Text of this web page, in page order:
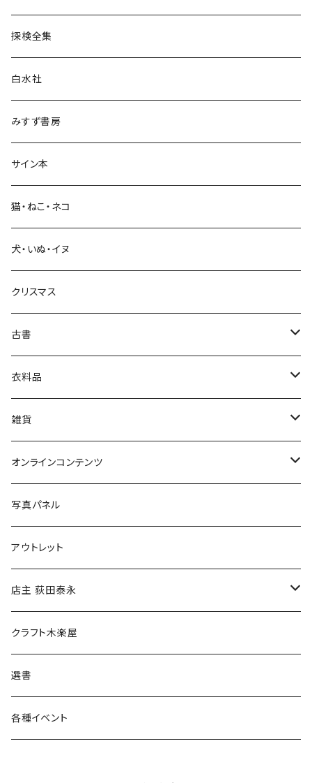
民族・風習
言語・ことば
生活・暮らし
芸術・絵画・写真
絵本・児童書
娯楽・エンターテインメント
探検全集
白水社
みすず書房
サイン本
猫・ねこ・ネコ
犬・いぬ・イヌ
クリスマス
古書
古書セット
美術
衣料品
POLEWARDS
Tシャツ
雑貨
バッグ
ブックカバー
マグカップ
傘
食料品
その他
オンラインコンテンツ
冒険クロストーク
写真パネル
アウトレット
店主 荻田泰永
書籍
ウェア
クラフト木楽屋
選書
各種イベント